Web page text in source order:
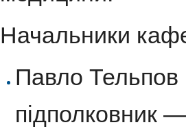
Начальники
Павло Тельпов
підполковник